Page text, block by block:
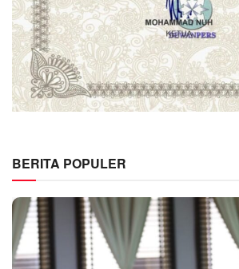
BERITA POPULER